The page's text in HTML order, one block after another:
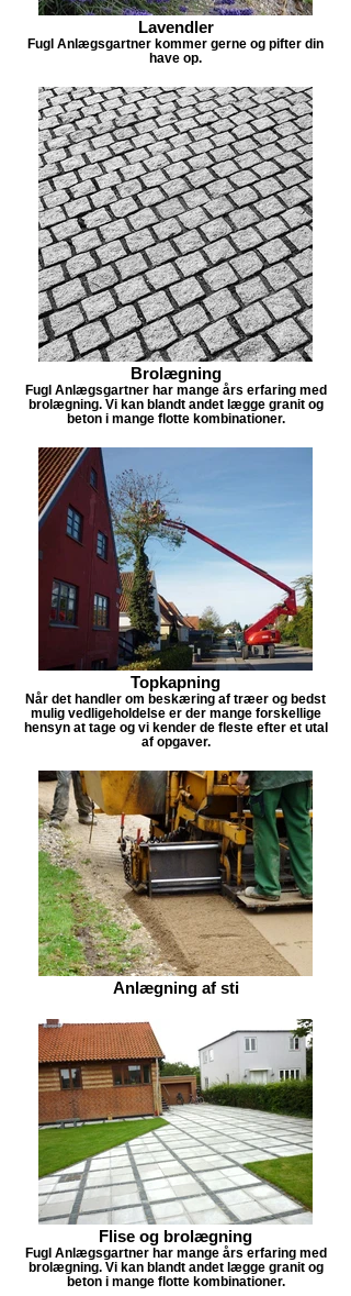
Lavendler
Fugl Anlægsgartner kommer gerne og pifter din
have op.
Brolægning
Fugl Anlægsgartner har mange års erfaring med
brolægning. Vi kan blandt andet lægge granit og
beton i mange flotte kombinationer.
Topkapning
Når det handler om beskæring af træer og bedst
mulig vedligeholdelse er der mange forskellige
hensyn at tage og vi kender de fleste efter et utal
af opgaver.
Anlægning af sti
Flise og brolægning
Fugl Anlægsgartner har mange års erfaring med
brolægning. Vi kan blandt andet lægge granit og
beton i mange flotte kombinationer.